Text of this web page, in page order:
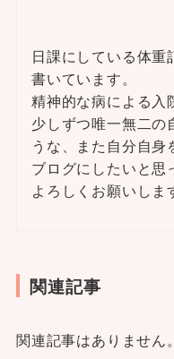
日課にしている体
書いています。
精神的な病による入
少しずつ唯一無二の
うな、また自分自
ブログにしたいと思
よろしくお願いしま
関連記事
関連記事はありません。